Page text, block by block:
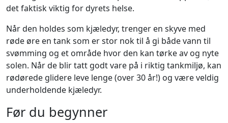
det faktisk viktig for dyrets helse.
Når den holdes som kjæledyr, trenger en skyve med
røde øre en tank som er stor nok til å gi både vann til
svømming og et område hvor den kan tørke av og nyte
solen. Når de blir tatt godt vare på i riktig tankmiljø, kan
rødørede glidere leve lenge (over 30 år!) og være veldig
underholdende kjæledyr.
Før du begynner